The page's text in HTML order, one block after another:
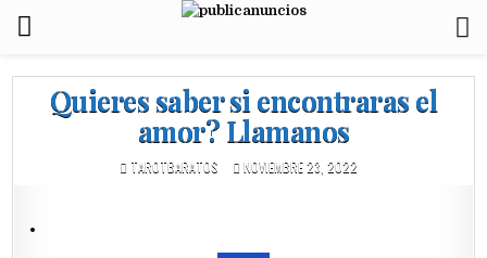
Quieres saber si encontraras el
amor? Llamanos
TAROTBARATOS NOVIEMBRE 23, 2022